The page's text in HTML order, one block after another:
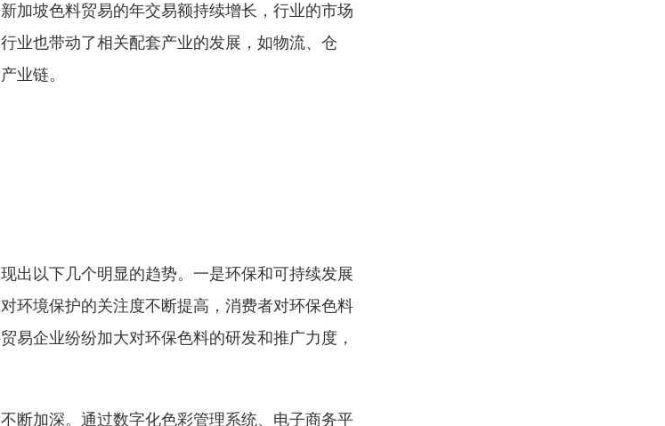
加坡色料贸易的年交易额持续增长，行业的市场
业也带动了相关配套产业的发展，如物流、仓
业链。
出以下几个明显的趋势。一是环保和可持续发展
环境保护的关注度不断提高，消费者对环保色料
易企业纷纷加大对环保色料的研发和推广力度，
断加深。通过数字化色彩管理系统、电子商务平